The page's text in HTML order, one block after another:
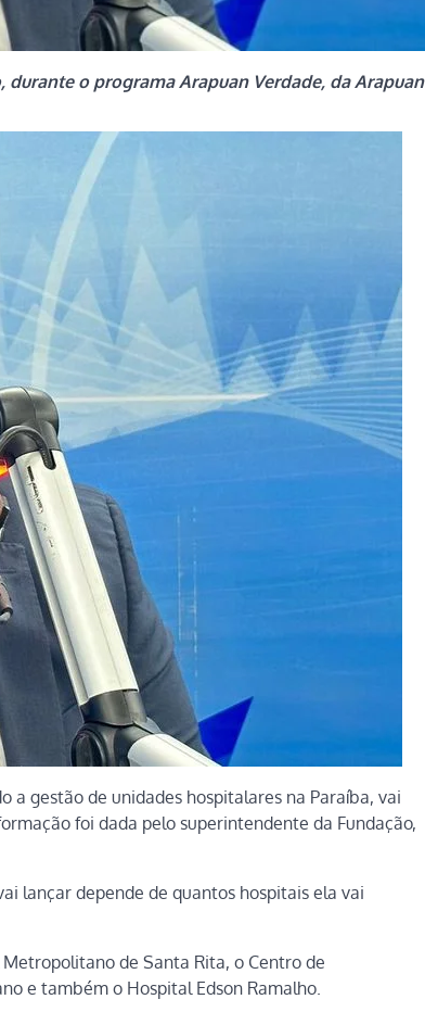
o programa Arapuan Verdade, da Arapuan
a gestão de unidades hospitalares na Paraíba, vai
foi dada pelo superintendente da Fundação,
lançar depende de quantos hospitais ela vai
de Santa Rita, o Centro de
e também o Hospital Edson Ramalho.